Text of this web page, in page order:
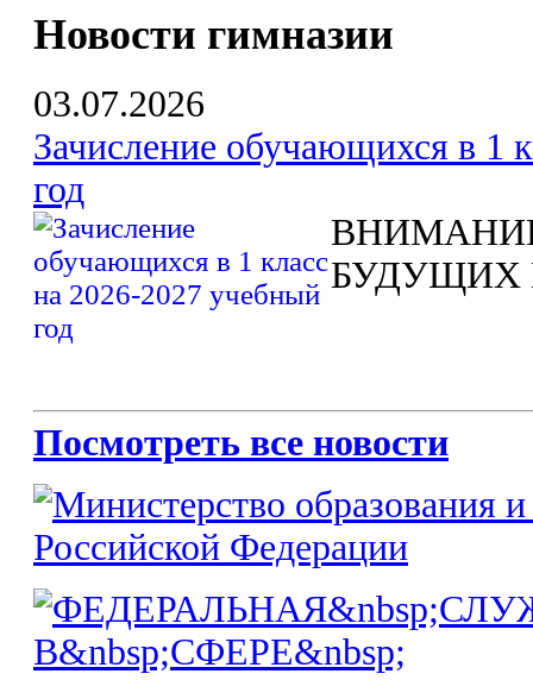
Новости гимназии
03.07.2026
Зачисление обучающихся в 1
год
БУДУЩИХ
Посмотреть все новости